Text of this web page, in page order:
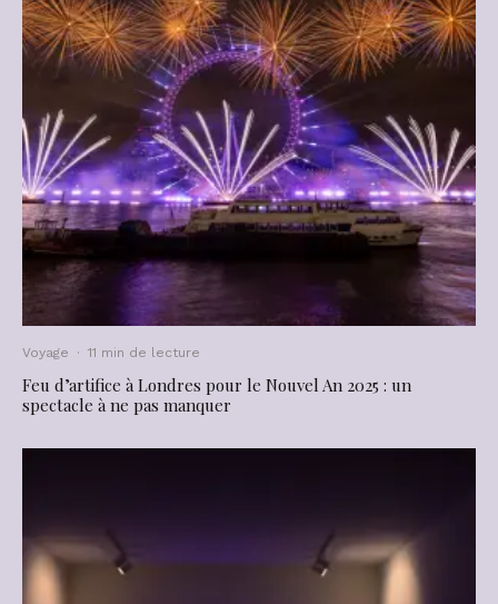
Voyage · 11 min de lecture
Feu d’artifice à Londres pour le Nouvel An 2025 : un
spectacle à ne pas manquer